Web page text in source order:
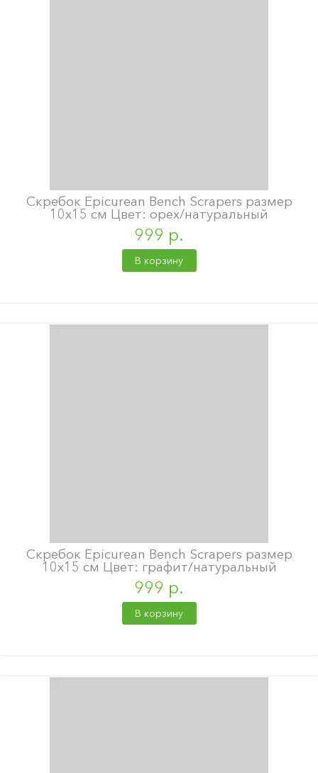
Скребок Epicurean Bench Scrapers размер
10х15 см Цвет: орех/натуральный
999 р.
В корзину
Скребок Epicurean Bench Scrapers размер
10х15 см Цвет: графит/натуральный
999 р.
В корзину